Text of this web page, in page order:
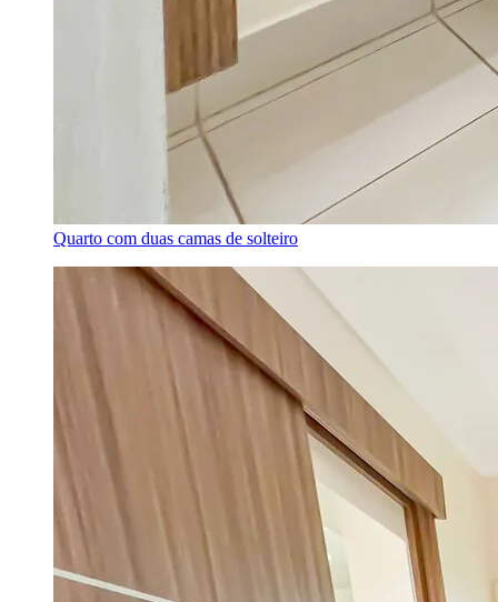
Quarto com duas camas de solteiro